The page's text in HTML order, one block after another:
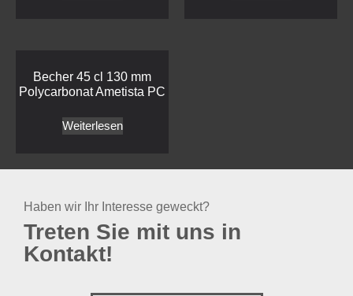
Becher 45 cl 130 mm
Polycarbonat Ametista PC
Weiterlesen
Haben wir Ihr Interesse geweckt?
Treten Sie mit uns in
Kontakt!